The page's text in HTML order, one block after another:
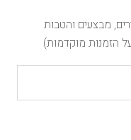
של 10% ברכישה
אין כפל מבצעים)
מבצעים והטבות
הזמנות מוקדמות)